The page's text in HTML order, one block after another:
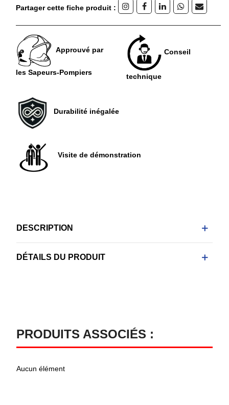
Partager cette fiche produit :
Approuvé par
les Sapeurs-Pompiers
Conseil
technique
Durabilité inégalée
Visite de démonstration
DESCRIPTION
DÉTAILS DU PRODUIT
PRODUITS ASSOCIÉS :
Aucun élément